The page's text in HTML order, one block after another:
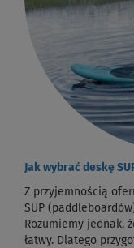
Jak wybrać deskę
Z przyjemnością
SUP
Rozumiemy jednak,
łatwy. Dlatego